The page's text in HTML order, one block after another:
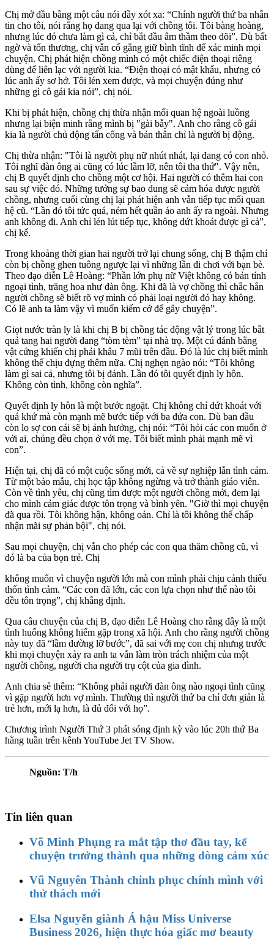
Chị mở đầu bằng một câu nói đầy xót xa: “Chính người thứ ba nhắn
tin cho tôi, nói rằng họ đang qua lại với chồng tôi. Tôi bàng hoàng,
nhưng lúc đó chưa làm gì cả, chỉ bắt đầu âm thầm theo dõi”. Dù bất
ngờ và tổn thương, chị vẫn cố gắng giữ bình tĩnh để xác minh mọi
chuyện. Chị phát hiện chồng mình có một chiếc điện thoại riêng
dùng để liên lạc với người kia. “Điện thoại có mật khẩu, nhưng có
lúc anh ấy sơ hở. Tôi lén xem được, và mọi chuyện đúng như
những gì cô gái kia nói”, chị nói.
Khi bị phát hiện, chồng chị thừa nhận mối quan hệ ngoài luồng
nhưng lại biện minh rằng mình bị "gài bẫy". Anh cho rằng cô gái
kia là người chủ động tấn công và bản thân chỉ là người bị động.
Chị thừa nhận: "Tôi là người phụ nữ nhút nhát, lại đang có con nhỏ.
Tôi nghĩ đàn ông ai cũng có lúc lầm lỡ, nên tôi tha thứ". Vậy nên,
chị B quyết định cho chồng một cơ hội. Hai người có thêm hai con
sau sự việc đó. Những tưởng sự bao dung sẽ cảm hóa được người
chồng, nhưng cuối cùng chị lại phát hiện anh vẫn tiếp tục mối quan
hệ cũ. “Lần đó tôi tức quá, ném hết quần áo anh ấy ra ngoài. Nhưng
anh không đi. Anh chỉ lén lút tiếp tục, không dứt khoát được gì cả”,
chị kể.
Trong khoảng thời gian hai người trở lại chung sống, chị B thậm chí
còn bị chồng ghen tuông ngược lại vì những lần đi chơi với bạn bè.
Theo đạo diễn Lê Hoàng: “Phần lớn phụ nữ Việt không có bản tính
ngoại tình, trăng hoa như đàn ông. Khi đã là vợ chồng thì chắc hẳn
người chồng sẽ biết rõ vợ mình có phải loại người đó hay không.
Có lẽ anh ta làm vậy vì muốn kiếm cớ để gây chuyện”.
Giọt nước tràn ly là khi chị B bị chồng tác động vật lý trong lúc bắt
quả tang hai người đang “tòm tèm” tại nhà trọ. Một cú đánh bằng
vật cứng khiến chị phải khâu 7 mũi trên đầu. Đó là lúc chị biết mình
không thể chịu đựng thêm nữa. Chị nghẹn ngào nói: “Tôi không
làm gì sai cả, nhưng tôi bị đánh. Lần đó tôi quyết định ly hôn.
Không còn tình, không còn nghĩa”.
Quyết định ly hôn là một bước ngoặt. Chị không chỉ dứt khoát với
quá khứ mà còn mạnh mẽ bước tiếp với ba đứa con. Dù ban đầu
còn lo sợ con cái sẽ bị ảnh hưởng, chị nói: “Tôi hỏi các con muốn ở
với ai, chúng đều chọn ở với mẹ. Tôi biết mình phải mạnh mẽ vì
con”.
Hiện tại, chị đã có một cuộc sống mới, cả về sự nghiệp lẫn tình cảm.
Từ một bảo mẫu, chị học tập không ngừng và trở thành giáo viên.
Còn về tình yêu, chị cũng tìm được một người chồng mới, đem lại
cho mình cảm giác được tôn trọng và bình yên. "Giờ thì mọi chuyện
đã qua rồi. Tôi không hận, không oán. Chỉ là tôi không thể chấp
nhận mãi sự phản bội", chị nói.
Sau mọi chuyện, chị vẫn cho phép các con qua thăm chồng cũ, vì
đó là ba của bọn trẻ. Chị
không muốn vì chuyện người lớn mà con mình phải chịu cảnh thiếu
thốn tình cảm. “Các con đã lớn, các con lựa chọn như thế nào tôi
đều tôn trọng”, chị khẳng định.
Qua câu chuyện của chị B, đạo diễn Lê Hoàng cho rằng đây là một
tình huống không hiếm gặp trong xã hội. Anh cho rằng người chồng
này tuy đã “lầm đường lỡ bước”, đã sai với mẹ con chị nhưng trước
khi mọi chuyện xảy ra anh ta vẫn làm tròn trách nhiệm của một
người chồng, người cha người trụ cột của gia đình.
Anh chia sẻ thêm: “Không phải người đàn ông nào ngoại tình cũng
vì gặp người hơn vợ mình. Thường thì người thứ ba chỉ đơn giản là
trẻ hơn, mới lạ hơn, là đủ đối với họ”.
Chương trình Người Thứ 3 phát sóng định kỳ vào lúc 20h thứ Ba
hằng tuần trên kênh YouTube Jet TV Show.
Nguồn: T/h
Tin liên quan
Võ Minh Phụng ra mắt tập thơ đầu tay, kể
chuyện trưởng thành qua những dòng cảm xúc
Vũ Nguyên Thành chinh phục chính mình với
thử thách mới
Elsa Nguyễn giành Á hậu Miss Universe
Business 2026, hiện thực hóa giấc mơ beauty